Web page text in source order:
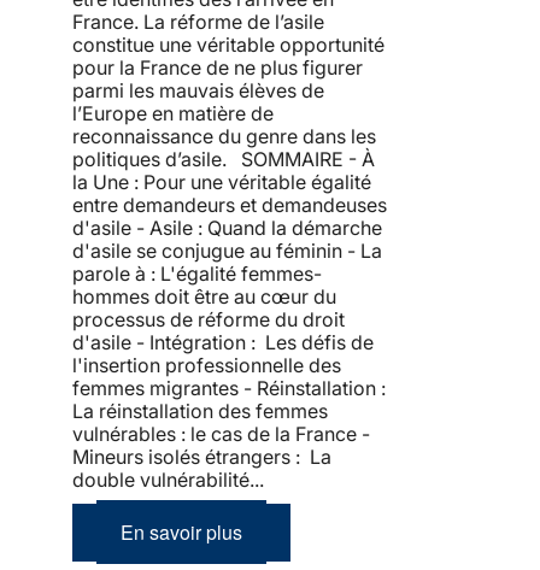
France. La réforme de l’asile
constitue une véritable opportunité
pour la France de ne plus figurer
parmi les mauvais élèves de
l’Europe en matière de
reconnaissance du genre dans les
politiques d’asile. SOMMAIRE - À
la Une : Pour une véritable égalité
entre demandeurs et demandeuses
d'asile - Asile : Quand la démarche
d'asile se conjugue au féminin - La
parole à : L'égalité femmes-
hommes doit être au cœur du
processus de réforme du droit
d'asile - Intégration : Les défis de
l'insertion professionnelle des
femmes migrantes - Réinstallation :
La réinstallation des femmes
vulnérables : le cas de la France -
Mineurs isolés étrangers : La
double vulnérabilité...
En savoir plus